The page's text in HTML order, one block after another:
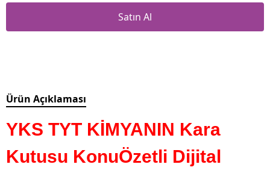
Satın Al
Ürün Açıklaması
YKS TYT KİMYANIN Kara
Kutusu KonuÖzetli Dijital